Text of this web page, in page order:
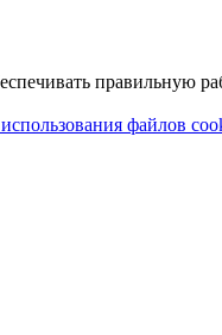
правильную
файлов